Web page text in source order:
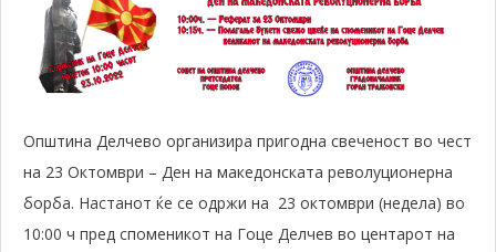
Општина Делчево организира пригодна свеченост во чест
на 23 Октомври – Ден на македонската револуционерна
борба. Настанот ќе се одржи на 23 октомври (недела) во
10:00 ч пред споменикот на Гоце Делчев во центарот на